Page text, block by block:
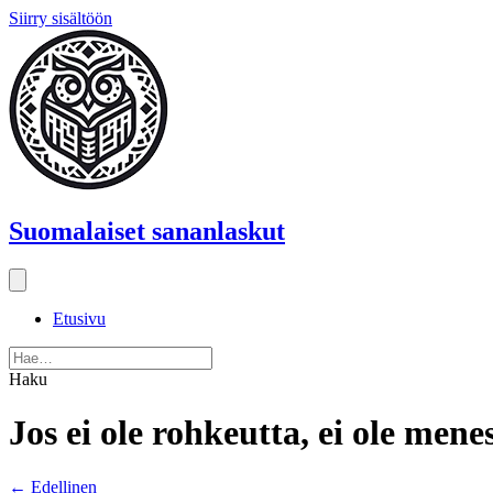
Siirry sisältöön
Suomalaiset sananlaskut
Etusivu
Haku
Jos ei ole rohkeutta, ei ole
← Edellinen